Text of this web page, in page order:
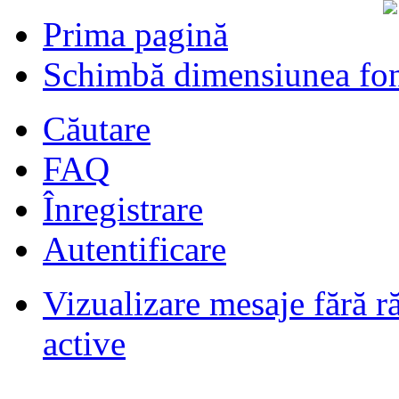
Prima pagină
Schimbă dimensiunea
Căutare
FAQ
Înregistrare
Autentificare
Vizualizare mesaje fără
active
Filmari si fotografii DPS de DPS
ultimul raspuns:DPS
Masini de inchiriatin Baucuresti
aeroportdeparaschivrazvan25